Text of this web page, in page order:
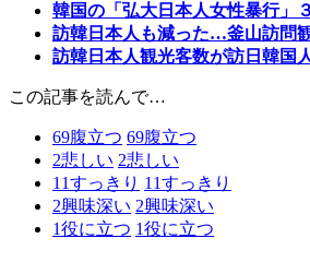
韓国の「弘大日本人女性暴行」
訪韓日本人も減った…釜山訪問
訪韓日本人観光客数が訪日韓国
この記事を読んで…
69腹立つ 69腹立つ
2悲しい 2悲しい
11すっきり 11すっきり
2興味深い 2興味深い
1役に立つ 1役に立つ